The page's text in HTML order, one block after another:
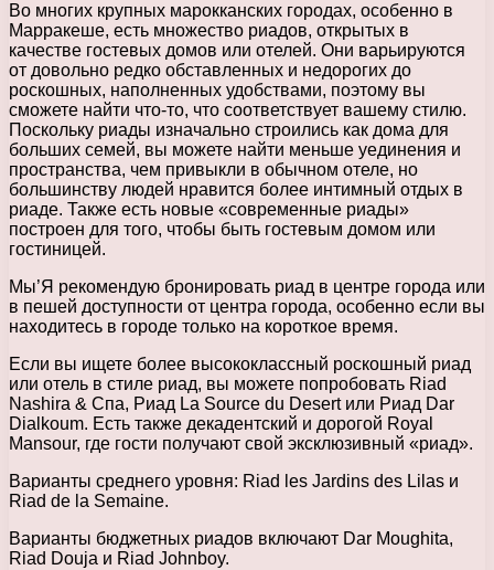
Во многих крупных марокканских городах, особенно в
Марракеше, есть множество риадов, открытых в
качестве гостевых домов или отелей. Они варьируются
от довольно редко обставленных и недорогих до
роскошных, наполненных удобствами, поэтому вы
сможете найти что-то, что соответствует вашему стилю.
Поскольку риады изначально строились как дома для
больших семей, вы можете найти меньше уединения и
пространства, чем привыкли в обычном отеле, но
большинству людей нравится более интимный отдых в
риаде. Также есть новые «современные риады»
построен для того, чтобы быть гостевым домом или
гостиницей.
Мы’Я рекомендую бронировать риад в центре города или
в пешей доступности от центра города, особенно если вы
находитесь в городе только на короткое время.
Если вы ищете более высококлассный роскошный риад
или отель в стиле риад, вы можете попробовать Riad
Nashira & Спа, Риад La Source du Desert или Риад Dar
Dialkoum. Есть также декадентский и дорогой Royal
Mansour, где гости получают свой эксклюзивный «риад».
Варианты среднего уровня: Riad les Jardins des Lilas и
Riad de la Semaine.
Варианты бюджетных риадов включают Dar Moughita,
Riad Douja и Riad Johnboy.